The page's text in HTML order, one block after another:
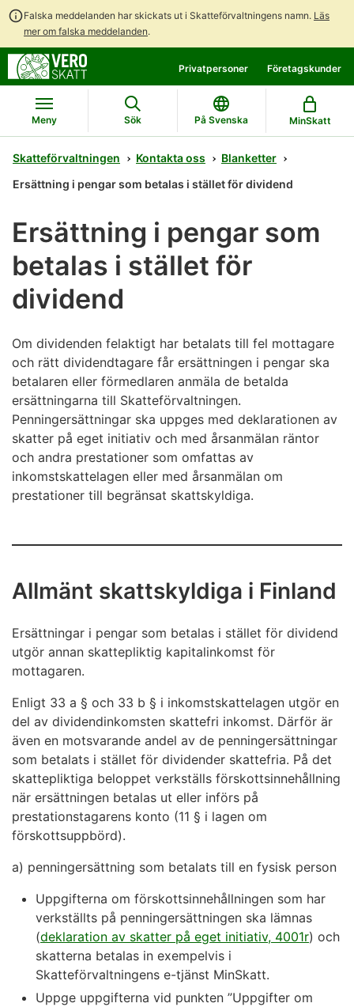
Falska meddelanden har skickats ut i Skatteförvaltningens namn. Läs
mer om falska meddelanden.
direkt
till
innehållet
till
hela
webbplatsens
sökning
Privatpersoner Företagskunder
Meny Sök På Svenska MinSkatt
Skatteförvaltningen Kontakta oss
Blanketter
Ersättning i pengar som betalas i stället för dividend
Ersättning i pengar som
betalas i stället för
dividend
Om dividenden felaktigt har betalats till fel mottagare
och rätt dividendtagare får ersättningen i pengar ska
betalaren eller förmedlaren anmäla de betalda
ersättningarna till Skatteförvaltningen.
Penningersättningar ska uppges med deklarationen av
skatter på eget initiativ och med årsanmälan räntor
och andra prestationer som omfattas av
inkomstskattelagen eller med årsanmälan om
prestationer till begränsat skattskyldiga.
Allmänt skattskyldiga i Finland
Ersättningar i pengar som betalas i stället för dividend
utgör annan skattepliktig kapitalinkomst för
mottagaren.
Enligt 33 a § och 33 b § i inkomstskattelagen utgör en
del av dividendinkomsten skattefri inkomst. Därför är
även en motsvarande andel av de penningersättningar
som betalats i stället för dividender skattefria. På det
skattepliktiga beloppet verkställs förskottsinnehållning
när ersättningen betalas ut eller införs på
prestationstagarens konto (11 § i lagen om
förskottsuppbörd).
a) penningersättning som betalats till en fysisk person
Uppgifterna om förskottsinnehållningen som har
verkställts på penningersättningen ska lämnas
(deklaration av skatter på eget initiativ, 4001r) och
skatterna betalas in exempelvis i
Skatteförvaltningens e-tjänst MinSkatt.
Uppge uppgifterna vid punkten ”Uppgifter om